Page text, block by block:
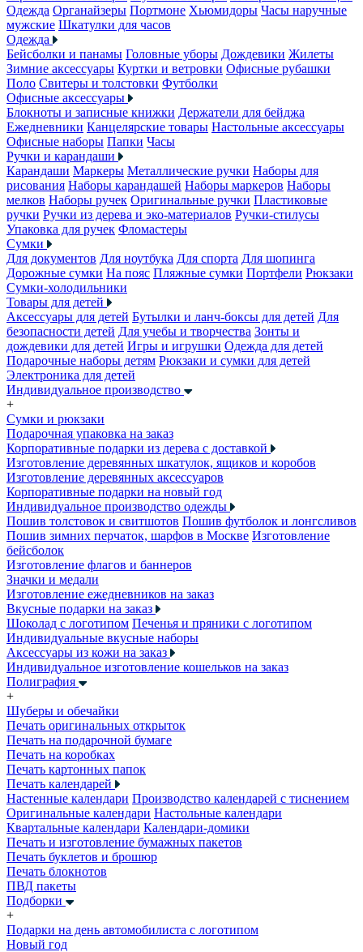
Одежда Органайзеры Портмоне Хьюмидоры Часы наручные
мужские Шкатулки для часов
Одежда
Бейсболки и панамы Головные уборы Дождевики Жилеты
Зимние аксессуары Куртки и ветровки Офисные рубашки
Поло Свитеры и толстовки Футболки
Офисные аксессуары
Блокноты и записные книжки Держатели для бейджа
Ежедневники Канцелярские товары Настольные аксессуары
Офисные наборы Папки Часы
Ручки и карандаши
Карандаши Маркеры Металлические ручки Наборы для
рисования Наборы карандашей Наборы маркеров Наборы
мелков Наборы ручек Оригинальные ручки Пластиковые
ручки Ручки из дерева и эко-материалов Ручки-стилусы
Упаковка для ручек Фломастеры
Сумки
Для документов Для ноутбука Для спорта Для шопинга
Дорожные сумки На пояс Пляжные сумки Портфели Рюкзаки
Сумки-холодильники
Товары для детей
Аксессуары для детей Бутылки и ланч-боксы для детей Для
безопасности детей Для учебы и творчества Зонты и
дождевики для детей Игры и игрушки Одежда для детей
Подарочные наборы детям Рюкзаки и сумки для детей
Электроника для детей
Индивидуальное производство
+
Сумки и рюкзаки
Подарочная упаковка на заказ
Корпоративные подарки из дерева с доставкой
Изготовление деревянных шкатулок, ящиков и коробов
Изготовление деревянных аксессуаров
Корпоративные подарки на новый год
Индивидуальное производство одежды
Пошив толстовок и свитшотов Пошив футболок и лонгсливов
Пошив зимних перчаток, шарфов в Москве Изготовление
бейсболок
Изготовление флагов и баннеров
Значки и медали
Изготовление ежедневников на заказ
Вкусные подарки на заказ
Шоколад с логотипом Печенья и пряники с логотипом
Индивидуальные вкусные наборы
Аксессуары из кожи на заказ
Индивидуальное изготовление кошельков на заказ
Полиграфия
+
Шуберы и обечайки
Печать оригинальных открыток
Печать на подарочной бумаге
Печать на коробках
Печать картонных папок
Печать календарей
Настенные календари Производство календарей с тиснением
Оригинальные календари Настольные календари
Квартальные календари Календари-домики
Печать и изготовление бумажных пакетов
Печать буклетов и брошюр
Печать блокнотов
ПВД пакеты
Подборки
+
Подарки на день автомобилиста с логотипом
Новый год